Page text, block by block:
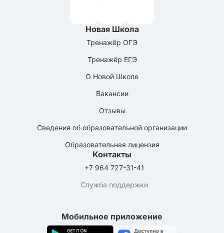
Новая Школа
Тренажёр ОГЭ
Тренажёр ЕГЭ
О Новой Школе
Вакансии
Отзывы
Сведения об образовательной организации
Образовательная лицензия
Контакты
+7 964 727-31-41
Служба поддержки
Мобильное приложение